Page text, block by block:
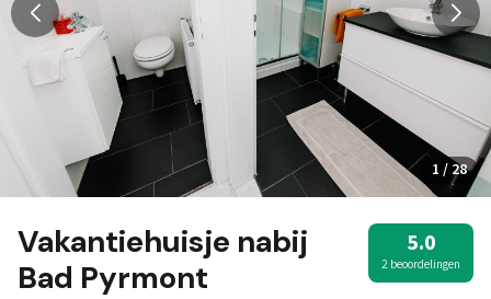
1 / 28
Vakantiehuisje nabij
Bad Pyrmont
5.0
2 beoordelingen